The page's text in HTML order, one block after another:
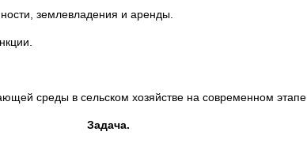
землевладения и аренды.
среды в сельском хозяйстве на современном этапе.
Задача.